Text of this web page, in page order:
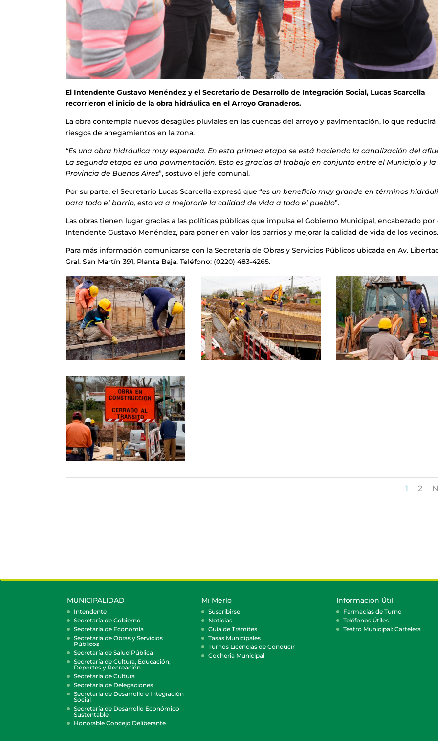
El Intendente Gustavo Menéndez y el Secretario de Desarrollo de Integración Social, Lucas Scarcella
recorrieron el inicio de la obra hidráulica en el Arroyo Granaderos.
La obra contempla nuevos desagües pluviales en las cuencas del arroyo y pavimentación, lo que reducirá
riesgos de anegamientos en la zona.
“Es una obra hidráulica muy esperada. En esta primea etapa se está haciendo la canalización del
La segunda etapa es una pavimentación. Esto es gracias al trabajo en conjunto entre el Municipio y la
Provincia de Buenos Aires”, sostuvo el jefe comunal.
Por su parte, el Secretario Lucas Scarcella expresó que “es un beneficio muy grande en términos
para todo el barrio, esto va a mejorarle la calidad de vida a todo el pueblo”.
Las obras tienen lugar gracias a las políticas públicas que impulsa el Gobierno Municipal, encabezado por
Intendente Gustavo Menéndez, para poner en valor los barrios y mejorar la calidad de vida de los vecinos.
Para más información comunicarse con la Secretaría de Obras y Servicios Públicos ubicada en Av.
Gral. San Martín 391, Planta Baja. Teléfono: (0220) 483-4265.
1 2
MUNICIPALIDAD
Intendente
Secretaría de Gobierno
Secretaría de Economía
Secretaría de Obras y Servicios
Públicos
Secretaría de Salud Pública
Secretaría de Cultura, Educación,
Deportes y Recreación
Secretaría de Cultura
Secretaría de Delegaciones
Secretaría de Desarrollo e Integración
Social
Secretaría de Desarrollo Económico
Sustentable
Honorable Concejo Deliberante
Mi Merlo
Suscribirse
Noticias
Guía de Trámites
Tasas Municipales
Turnos Licencias de Conducir
Cocheria Municipal
Información Útil
Farmacias de Turno
Teléfonos Útiles
Teatro Municipal: Cartelera